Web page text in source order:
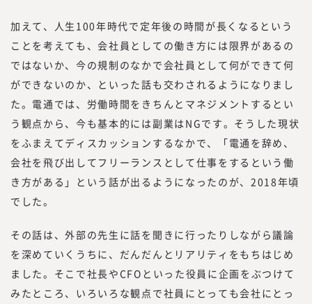
加えて、人生100年時代で定年後の時間が長くなるという
ことを考えても、会社員としての働き方には限界があるの
ではないか、今の規制のなかで会社員として何ができて何
ができないのか、といった話も交わされるようになりまし
た。電通では、労働時間をきちんとマネジメントするとい
う観点から、今も基本的には副業はNGです。そうした現状
をふまえてディスカッションするなかで、「電通を辞め、
会社を飛び出してフリーランスとして仕事をするという働
き方がある」という話が出るようになったのが、2018年頃
でした。
その話は、外部の先生に話を聞きに行ったりしながら議論
を深めていくうちに、だんだんとリアリティをもちはじめ
ました。そこで社長やCFOといった役員に企画をぶつけて
みたところ、いろいろな観点で社員にとっても会社にとっ